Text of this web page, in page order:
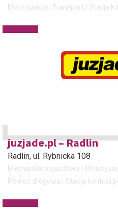
Motoryzacja i Transport Stacja
juzjade.pl – Radlin
Radlin, ul. Rybnicka 108
Mechanika pojazdowa
Pomoc drogowa
Stacja kontroli